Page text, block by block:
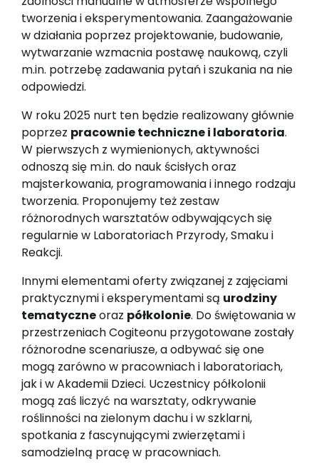
tworzenia i eksperymentowania. Zaangażowanie
w działania poprzez projektowanie, budowanie,
wytwarzanie wzmacnia postawę naukową, czyli
m.in. potrzebę zadawania pytań i szukania na nie
odpowiedzi.
W roku 2025 nurt ten będzie realizowany głównie
poprzez pracownie techniczne i laboratoria.
W pierwszych z wymienionych, aktywności
odnoszą się m.in. do nauk ścisłych oraz
majsterkowania, programowania i innego rodzaju
tworzenia. Proponujemy też zestaw
różnorodnych warsztatów odbywających się
regularnie w Laboratoriach Przyrody, Smaku i
Reakcji.
Innymi elementami oferty związanej z zajęciami
praktycznymi i eksperymentami są urodziny
tematyczneoraz półkolonie. Do świętowania w
przestrzeniach Cogiteonu przygotowane zostały
różnorodne scenariusze, a odbywać się one
mogą zarówno w pracowniach i laboratoriach,
jak i w Akademii Dzieci. Uczestnicy półkolonii
mogą zaś liczyć na warsztaty, odkrywanie
roślinności na zielonym dachu i w szklarni,
spotkania z fascynującymi zwierzętami i
samodzielną pracę w pracowniach.